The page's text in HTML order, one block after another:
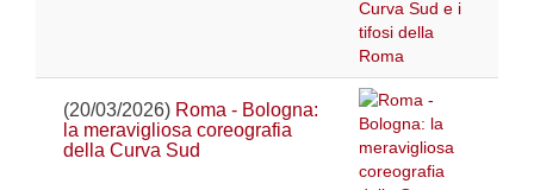
(20/03/2026) Roma - Bologna:
la meravigliosa coreografia
della Curva Sud